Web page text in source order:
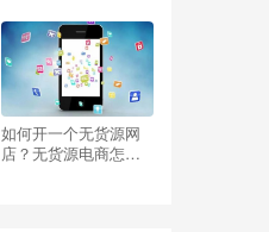
如何开一个无货源网
店？无货源电商怎么